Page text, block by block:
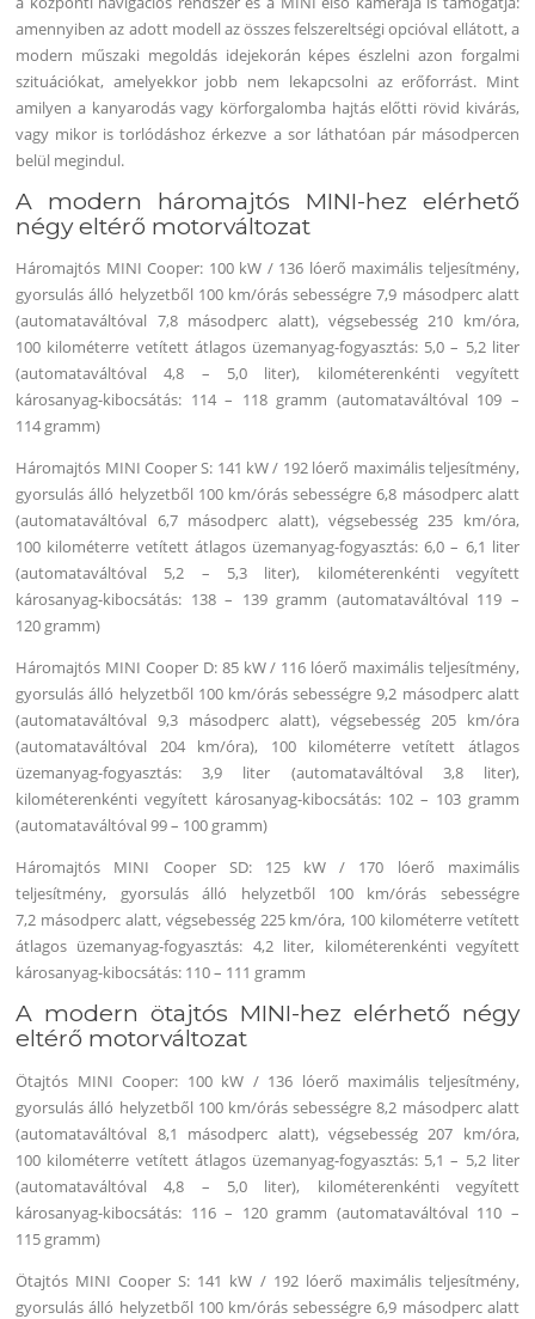
amennyiben az adott modell az összes felszereltségi opcióval ellátott, a
modern műszaki megoldás idejekorán képes észlelni azon forgalmi
szituációkat, amelyekkor jobb nem lekapcsolni az erőforrást. Mint
amilyen a kanyarodás vagy körforgalomba hajtás előtti rövid kivárás,
vagy mikor is torlódáshoz érkezve a sor láthatóan pár másodpercen
belül megindul.
A modern háromajtós MINI-hez elérhető
négy eltérő motorváltozat
Háromajtós MINI Cooper: 100 kW / 136 lóerő maximális teljesítmény,
gyorsulás álló helyzetből 100 km/órás sebességre 7,9 másodperc alatt
(automataváltóval 7,8 másodperc alatt), végsebesség 210 km/óra,
100 kilométerre vetített átlagos üzemanyag-fogyasztás: 5,0 – 5,2 liter
(automataváltóval 4,8 – 5,0 liter), kilométerenkénti vegyített
károsanyag-kibocsátás: 114 – 118 gramm (automataváltóval 109 –
114 gramm)
Háromajtós MINI Cooper S: 141 kW / 192 lóerő maximális teljesítmény,
gyorsulás álló helyzetből 100 km/órás sebességre 6,8 másodperc alatt
(automataváltóval 6,7 másodperc alatt), végsebesség 235 km/óra,
100 kilométerre vetített átlagos üzemanyag-fogyasztás: 6,0 – 6,1 liter
(automataváltóval 5,2 – 5,3 liter), kilométerenkénti vegyített
károsanyag-kibocsátás: 138 – 139 gramm (automataváltóval 119 –
120 gramm)
Háromajtós MINI Cooper D: 85 kW / 116 lóerő maximális teljesítmény,
gyorsulás álló helyzetből 100 km/órás sebességre 9,2 másodperc alatt
(automataváltóval 9,3 másodperc alatt), végsebesség 205 km/óra
(automataváltóval 204 km/óra), 100 kilométerre vetített átlagos
üzemanyag-fogyasztás: 3,9 liter (automataváltóval 3,8 liter),
kilométerenkénti vegyített károsanyag-kibocsátás: 102 – 103 gramm
(automataváltóval 99 – 100 gramm)
Háromajtós MINI Cooper SD: 125 kW / 170 lóerő maximális
teljesítmény, gyorsulás álló helyzetből 100 km/órás sebességre
7,2 másodperc alatt, végsebesség 225 km/óra, 100 kilométerre vetített
átlagos üzemanyag-fogyasztás: 4,2 liter, kilométerenkénti vegyített
károsanyag-kibocsátás: 110 – 111 gramm
A modern ötajtós MINI-hez elérhető négy
eltérő motorváltozat
Ötajtós MINI Cooper: 100 kW / 136 lóerő maximális teljesítmény,
gyorsulás álló helyzetből 100 km/órás sebességre 8,2 másodperc alatt
(automataváltóval 8,1 másodperc alatt), végsebesség 207 km/óra,
100 kilométerre vetített átlagos üzemanyag-fogyasztás: 5,1 – 5,2 liter
(automataváltóval 4,8 – 5,0 liter), kilométerenkénti vegyített
károsanyag-kibocsátás: 116 – 120 gramm (automataváltóval 110 –
115 gramm)
Ötajtós MINI Cooper S: 141 kW / 192 lóerő maximális teljesítmény,
gyorsulás álló helyzetből 100 km/órás sebességre 6,9 másodperc alatt